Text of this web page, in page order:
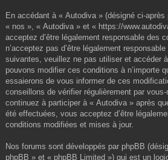
En accédant à « Autodiva » (désigné ci-après
« nos », « Autodiva » et « https://
acceptez d’être légalement responsable des
n’acceptez pas d’être légalement
suivantes, veuillez ne pas utiliser et accéder
pouvons modifier ces conditions à n’importe
essaierons de vous informer de ces
conseillons de vérifier régulièrement par
continuez à participer à « Autodiva » après
été effectuées, vous acceptez d’être
conditions modifiées et mises à jour.
Nos forums sont développés par phpBB
phpBB » et « phpBB Limited ») qui est un